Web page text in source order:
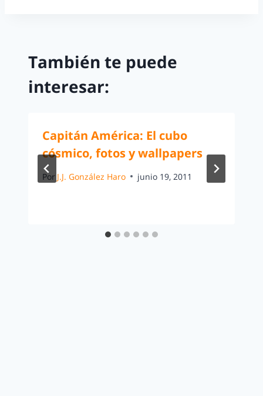
También te puede
interesar:
Capitán América: El cubo
cósmico, fotos y wallpapers
Por J.J. González Haro junio 19, 2011